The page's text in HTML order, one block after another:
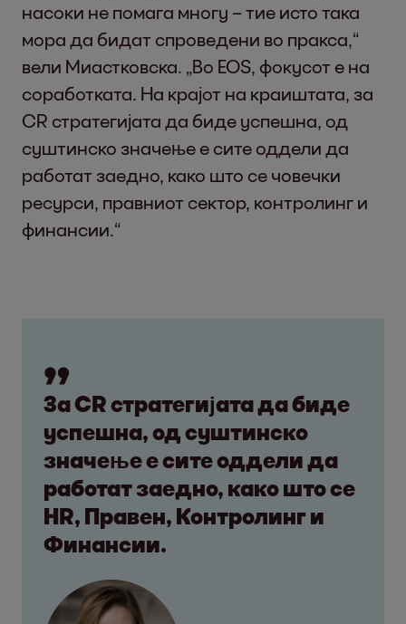
насоки не помага многу – тие исто така
мора да бидат спроведени во пракса,“
вели Миастковска. „Во EOS, фокусот е на
соработката. На крајот на краиштата, за
CR стратегијата да биде успешна, од
суштинско значење е сите оддели да
работат заедно, како што се човечки
ресурси, правниот сектор, контролинг и
финансии.“
За CR стратегијата да биде
успешна, од суштинско
значење е сите оддели да
работат заедно, како што се
HR, Правен, Контролинг и
Финансии.